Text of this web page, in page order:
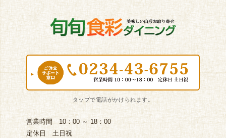
営業時間 10：00 ～ 18：00
定休日 土日祝